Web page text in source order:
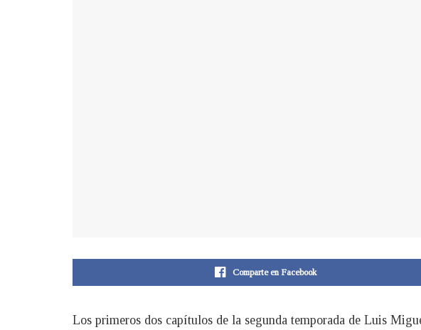
Comparte en Facebook
Los primeros dos capítulos de la segunda temporada de Luis